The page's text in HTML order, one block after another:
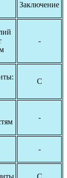
Заключение
-
С
-
-